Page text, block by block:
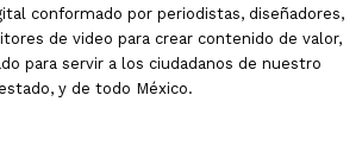
conformado por periodistas, diseñadores,
de video para crear contenido de valor,
para servir a los ciudadanos de nuestro
estado, y de todo México.